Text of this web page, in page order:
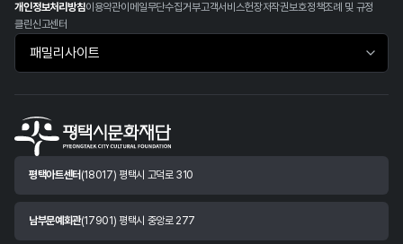
개인정보처리방침이용약관이메일무단수집거부고객서비스헌장저작권보호정책조례 및 규정
클린신고센터
패밀리사이트 바로가기
평택아트센터 (18017) 평택시 고덕로 310
남부문예회관(17901) 평택시 중앙로 277